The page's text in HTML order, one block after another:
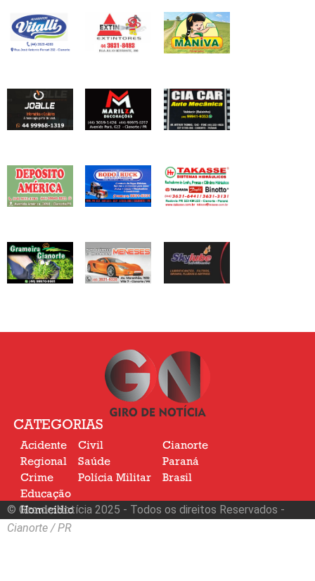
CATEGORIAS
Acidente
Regional
Crime
Civil
Saúde
Polícia Militar
Cianorte
Paraná
Brasil
Educação
Homicídio
Nacional
© Giro de Notícia 2025 - Todos os direitos Reservados -
Cianorte / PR